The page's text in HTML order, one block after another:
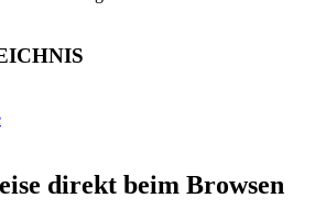
direkt beim Browsen